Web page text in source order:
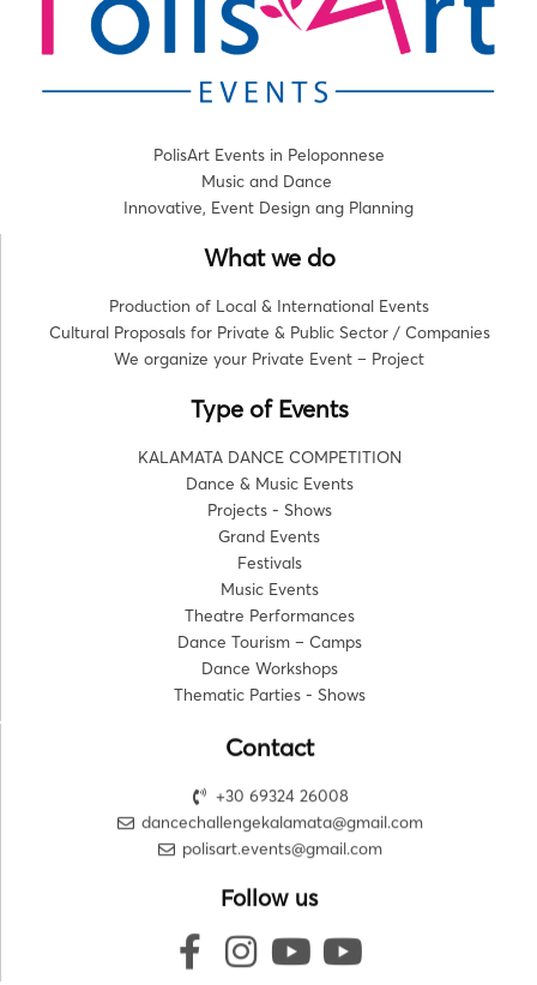
PolisArt Events in Peloponnese
Music and Dance
Innovative, Event Design ang Planning
What we do
Production of Local & International Events
Cultural Proposals for Private & Public Sector / Companies
We organize your Private Event – Project
Type of Events
KALAMATA DANCE COMPETITION
Dance & Music Events
Projects - Shows
Grand Events
Festivals
Music Events
Theatre Performances
Dance Tourism – Camps
Dance Workshops
Thematic Parties - Shows
Contact
+30 69324 26008
dancechallengekalamata@gmail.com
polisart.events@gmail.com
Follow us